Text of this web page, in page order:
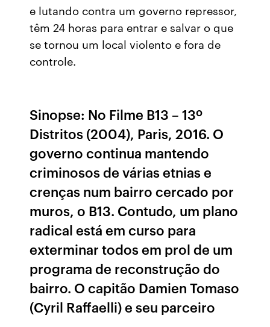
e lutando contra um governo repressor,
têm 24 horas para entrar e salvar o que
se tornou um local violento e fora de
controle.
Sinopse: No Filme B13 – 13º
Distritos (2004), Paris, 2016. O
governo continua mantendo
criminosos de várias etnias e
crenças num bairro cercado por
muros, o B13. Contudo, um plano
radical está em curso para
exterminar todos em prol de um
programa de reconstrução do
bairro. O capitão Damien Tomaso
(Cyril Raffaelli) e seu parceiro